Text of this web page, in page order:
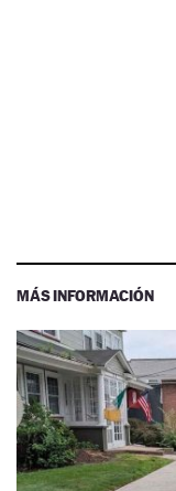
MÁS INFORMACIÓN